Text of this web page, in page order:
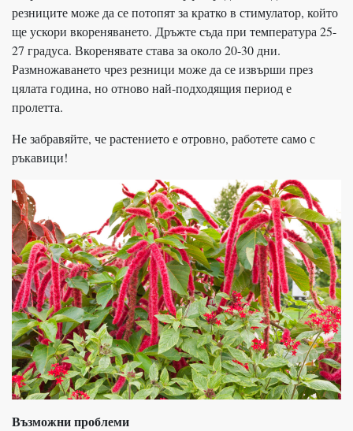
резниците може да се потопят за кратко в стимулатор, който
ще ускори вкореняването. Дръжте съда при температура 25-
27 градуса. Вкоренявате става за около 20-30 дни.
Размножаването чрез резници може да се извърши през
цялата година, но отново най-подходящия период е
пролетта.
Не забравяйте, че растението е отровно, работете само с
ръкавици!
Възможни проблеми